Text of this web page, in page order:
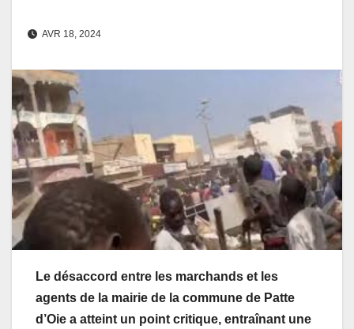
AVR 18, 2024
Le désaccord entre les marchands et les
agents de la mairie de la commune de Patte
d’Oie a atteint un point critique, entraînant une